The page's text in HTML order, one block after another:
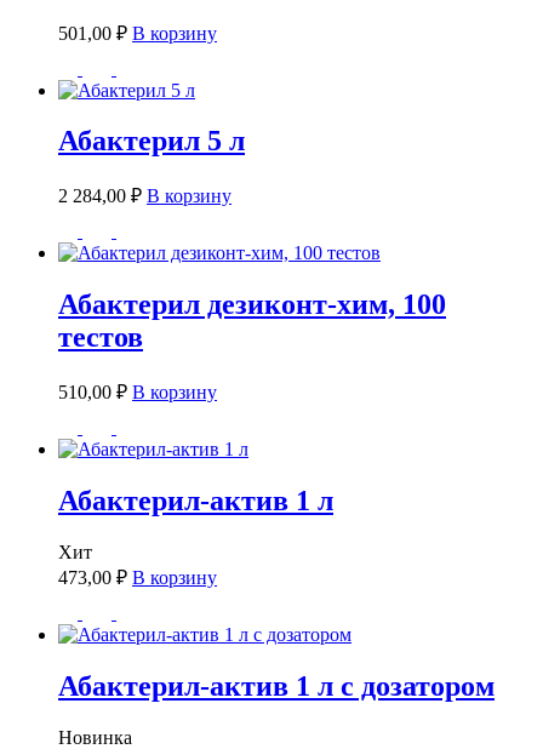
501,00 ₽ В корзину
Абактерил 5 л
2 284,00 ₽ В корзину
Абактерил дезиконт-хим, 100
тестов
510,00 ₽ В корзину
Абактерил-актив 1 л
Хит
473,00 ₽ В корзину
Абактерил-актив 1 л с дозатором
Новинка